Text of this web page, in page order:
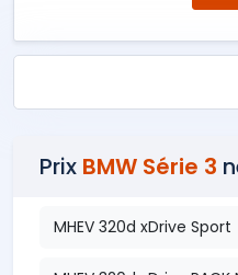
Prix BMW Série 3
MHEV 320d xDrive Sport